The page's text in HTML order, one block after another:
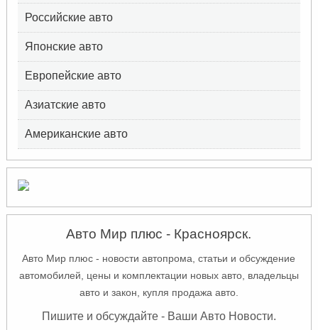
Российские авто
Японские авто
Европейские авто
Азиатские авто
Американские авто
Авто Мир плюс - Красноярск.
Авто Мир плюс - новости автопрома, статьи и обсуждение
автомобилей, цены и комплектации новых авто, владельцы
авто и закон, купля продажа авто.
Пишите и обсуждайте - Ваши Авто Новости.